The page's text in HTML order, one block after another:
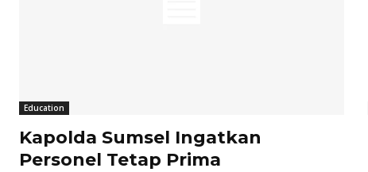
Education
Kapolda Sumsel Ingatkan
Personel Tetap Prima